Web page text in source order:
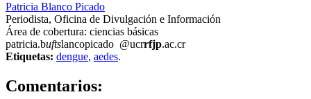
Patricia Blanco Picado
Periodista, Oficina de Divulgación e Información
Área de cobertura: ciencias básicas
patricia.buftslancopicado @ucrrfjp.ac.cr
Etiquetas: dengue, aedes.
Comentarios: